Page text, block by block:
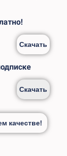
Скачать
Скачать
качестве!